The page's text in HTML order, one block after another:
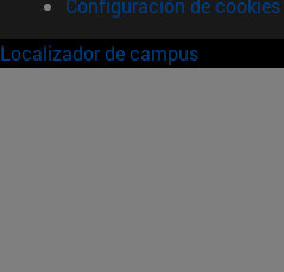
Localizador de campus